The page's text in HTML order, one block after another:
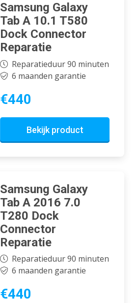
Samsung Galaxy
Tab A 10.1 T580
Dock Connector
Reparatie
Reparatieduur 90 minuten
6 maanden garantie
€440
Bekijk product
Samsung Galaxy
Tab A 2016 7.0
T280 Dock
Connector
Reparatie
Reparatieduur 90 minuten
6 maanden garantie
€440